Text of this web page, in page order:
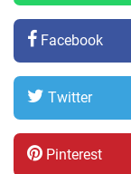
Facebook
Twitter
Pinterest